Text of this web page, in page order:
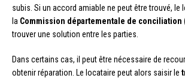
subis. Si un accord amiable ne peut être trouvé, le
la Commission départementale de conciliation
trouver une solution entre les parties.
Dans certains cas, il peut être nécessaire de
obtenir réparation. Le locataire peut alors saisir le